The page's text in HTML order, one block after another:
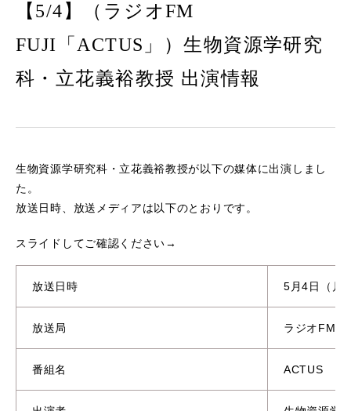
【5/4】（ラジオFM
FUJI「ACTUS」）生物資源学研究
科・立花義裕教授 出演情報
生物資源学研究科・立花義裕教授が以下の媒体に出演しまし
た。
放送日時、放送メディアは以下のとおりです。
スライドしてご確認ください→
放送日時 5月4日（月
放送局 ラジオFM
番組名 ACTUS